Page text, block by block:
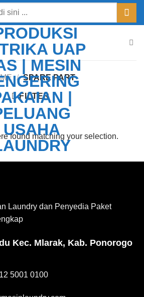
/ SPARE PART
FILTER
found matching your selection.
Laundry dan Penyedia Paket
Kec. Mlarak, Kab. Ponorogo
5001 0100